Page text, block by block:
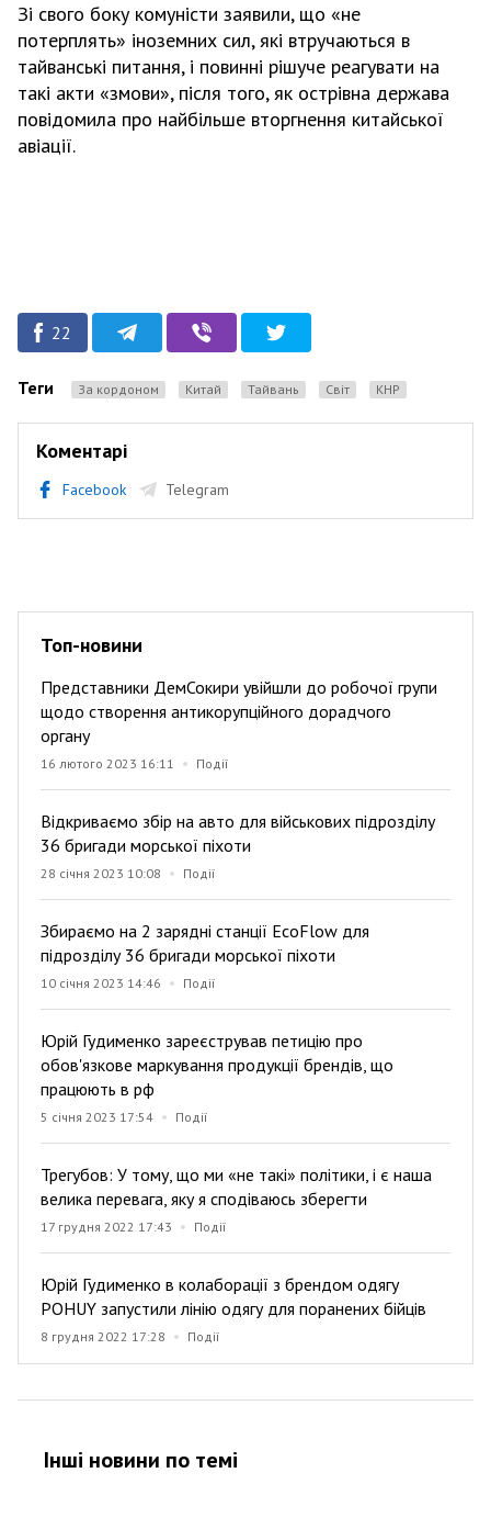
Зі свого боку комуністи заявили, що «не
потерплять» іноземних сил, які втручаються в
тайванські питання, і повинні рішуче реагувати на
такі акти «змови», після того, як острівна держава
повідомила про найбільше вторгнення китайської
авіації.
22
Теги За кордоном Китай Тайвань Світ КНР
Коментарі
Facebook Telegram
Топ-новини
Представники ДемСокири увійшли до робочої групи
щодо створення антикорупційного дорадчого
органу
16 лютого 2023 16:11 Події
Відкриваємо збір на авто для військових підрозділу
36 бригади морської піхоти
28 січня 2023 10:08 Події
Збираємо на 2 зарядні станції EcoFlow для
підрозділу 36 бригади морської піхоти
10 січня 2023 14:46 Події
Юрій Гудименко зареєстрував петицію про
обов'язкове маркування продукції брендів, що
працюють в рф
5 січня 2023 17:54 Події
Трегубов: У тому, що ми «не такі» політики, і є наша
велика перевага, яку я сподіваюсь зберегти
17 грудня 2022 17:43 Події
Юрій Гудименко в колаборації з брендом одягу
POHUY запустили лінію одягу для поранених бійців
8 грудня 2022 17:28 Події
Інші новини по темi